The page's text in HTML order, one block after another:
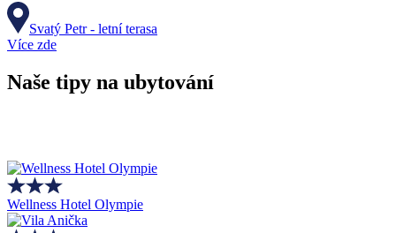
Svatý Petr - letní terasa
Více zde
Naše tipy na ubytování
Wellness Hotel Olympie